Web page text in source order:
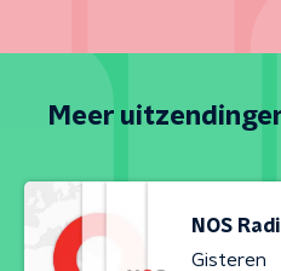
Meer
NOS
Gisteren